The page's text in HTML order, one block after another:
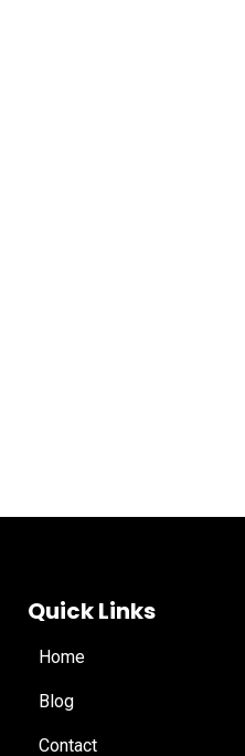
Quick Links
Home
Blog
Contact